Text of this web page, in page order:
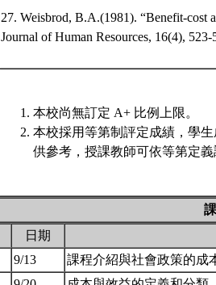
27. Weisbrod, B.A.(1981). “Benefit-cost
Journal of Human Resources, 16(4), 523-
本校尚無訂定 A+ 比例上限。
本校採用等第制評定成績，學
供參考，授課教師可依等第定
日期
9/13
課程介紹與社會政策的成